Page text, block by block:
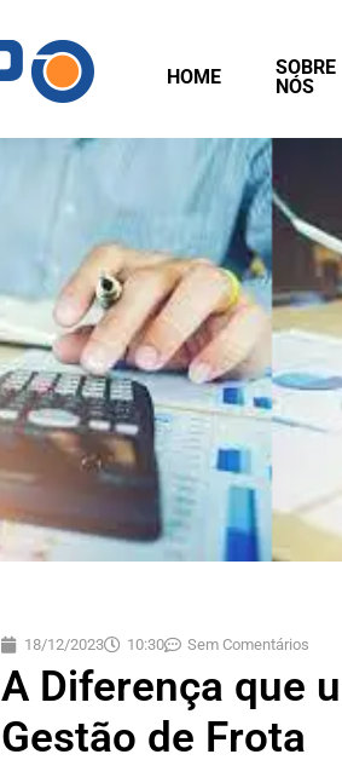
HOME
SOBRE
NÓS
18/12/2023 10:30 Sem Comentários
A Diferença que
Gestão de Frota